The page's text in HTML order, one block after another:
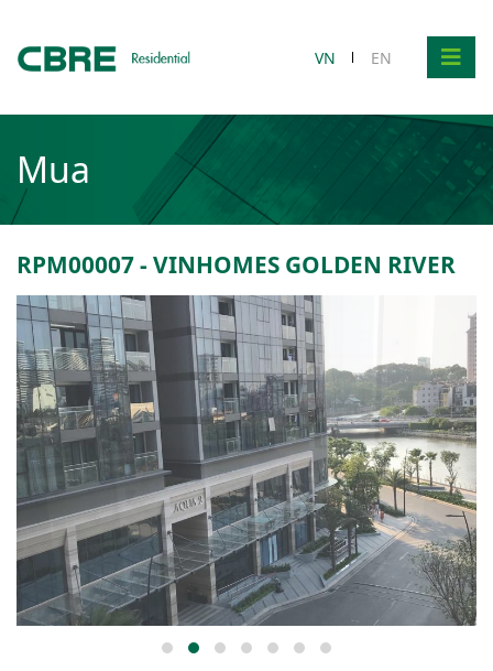
VN EN
Mua
RPM00007 - VINHOMES GOLDEN RIVER